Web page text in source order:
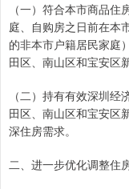
（一）符合本市商品
庭、自购房之日前在本
的非本市户籍居民家庭
田区、南山区和宝安区
（二）持有有效深圳
田区、南山区和宝安区
深住房需求。
二、进一步优化调整住